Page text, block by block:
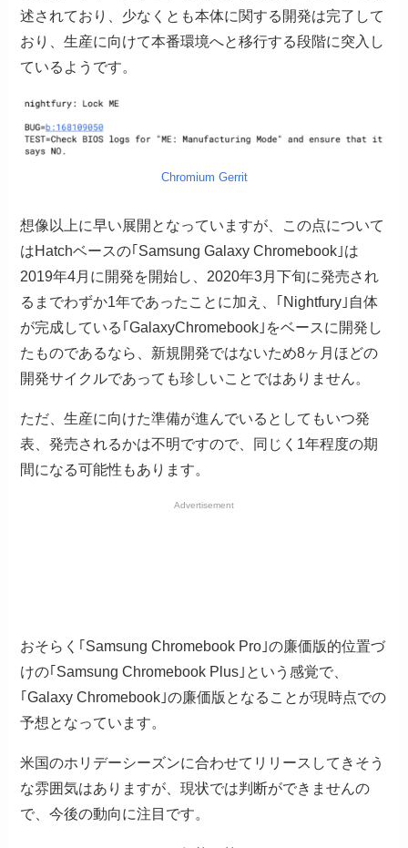
述されており、少なくとも本体に関する開発は完了して
おり、生産に向けて本番環境へと移行する段階に突入し
ているようです。
Chromium Gerrit
想像以上に早い展開となっていますが、この点について
はHatchベースの｢Samsung Galaxy Chromebook｣は
2019年4月に開発を開始し、2020年3月下旬に発売され
るまでわずか1年であったことに加え、｢Nightfury｣自体
が完成している｢GalaxyChromebook｣をベースに開発し
たものであるなら、新規開発ではないため8ヶ月ほどの
開発サイクルであっても珍しいことではありません。
ただ、生産に向けた準備が進んでいるとしてもいつ発
表、発売されるかは不明ですので、同じく1年程度の期
間になる可能性もあります。
Advertisement
おそらく｢Samsung Chromebook Pro｣の廉価版的位置づ
けの｢Samsung Chromebook Plus｣という感覚で、
｢Galaxy Chromebook｣の廉価版となることが現時点での
予想となっています。
米国のホリデーシーズンに合わせてリリースしてきそう
な雰囲気はありますが、現状では判断ができませんの
で、今後の動向に注目です。